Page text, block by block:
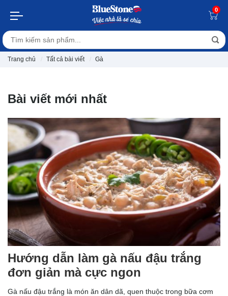
0
Trang chủ Tất cả bài viết Gà
Bài viết mới nhất
Hướng dẫn làm gà nấu đậu trắng
đơn giản mà cực ngon
Gà nấu đậu trắng là món ăn dân dã, quen thuộc trong bữa cơm